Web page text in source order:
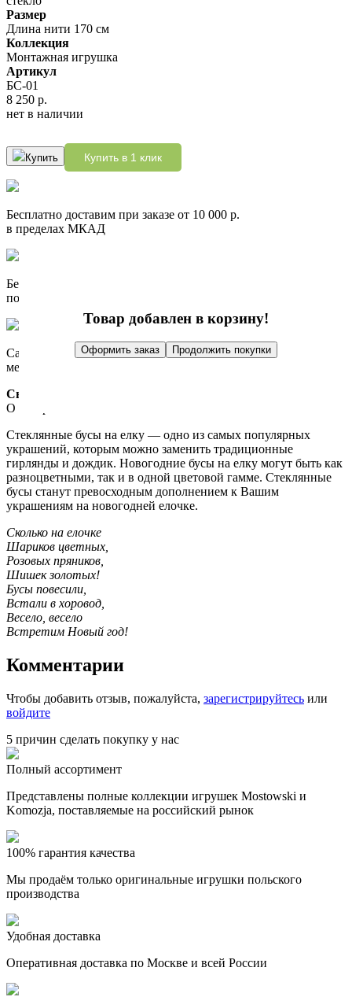
Размер
Длина нити 170 см
Коллекция
Монтажная игрушка
Артикул
БС-01
8 250 р.
нет в наличии
Купить Купить в 1 клик
Бесплатно доставим при заказе от 10 000 р.
в пределах МКАД
Бесплатно доставим при заказе от 10 000 р.
по России до пункта выдачи СДЭК
Самовывоз: Москва, Гончарная набережная, дом 3, стр. 5
метро Таганская
Связаться с нами:
О товаре
Стеклянные бусы на елку — одно из самых популярных
украшений, которым можно заменить традиционные
гирлянды и дождик. Новогодние бусы на елку могут быть как
разноцветными, так и в одной цветовой гамме. Стеклянные
бусы станут превосходным дополнением к Вашим
украшениям на новогодней елочке.
Сколько на елочке
Шариков цветных,
Розовых пряников,
Шишек золотых!
Бусы повесили,
Встали в хоровод,
Весело, весело
Встретим Новый год!
Комментарии
Чтобы добавить отзыв, пожалуйста, зарегистрируйтесь или
войдите
5 причин сделать покупку у нас
Полный ассортимент
Представлены полные коллекции игрушек Mostowski и
Komozja, поставляемые на российский рынок
100% гарантия качества
Мы продаём только оригинальные игрушки польского
производства
Удобная доставка
Оперативная доставка по Москве и всей России
Товар добавлен в корзину!
Оформить заказ Продолжить покупки